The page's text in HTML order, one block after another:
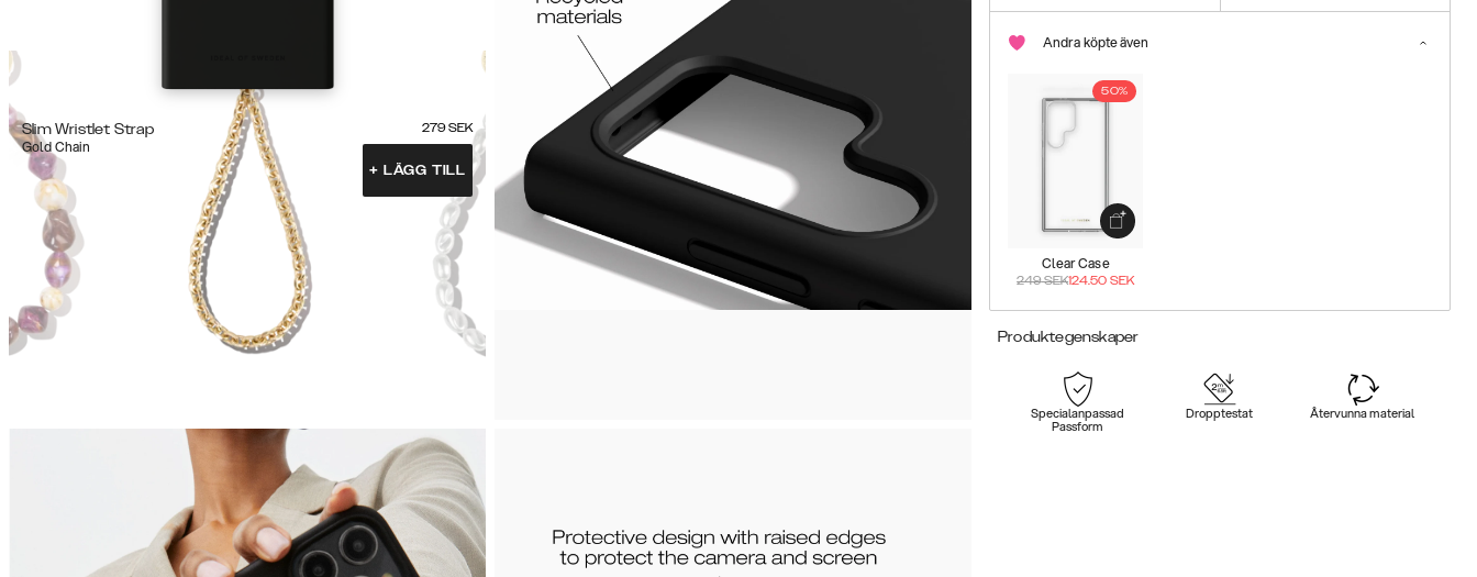
Slim Wristlet Strap
Gold Chain
279 SEK
+ LÄGG TILL
Andra köpte även
50%
Clear Case
249SEK124.50 SEK
Produktegenskaper
Specialanpassad
Passform
Dropptestat Återvunna material